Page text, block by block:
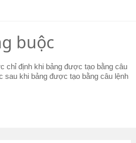
buộc
chỉ định khi bảng được tạo bằng câu
sau khi bảng được tạo bằng câu lệnh